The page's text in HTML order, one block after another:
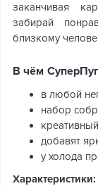
заканчивая
забирай
близкому
В чём
в любой
набор
добавят
у холода
Характеристики: